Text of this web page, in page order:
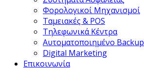
Φορολογικοί Μηχανισμοί
Ταμειακές & POS
Τηλεφωνικά Κέντρα
Αυτοματοποιημένο Backup
Digital Marketing
Επικοινωνία